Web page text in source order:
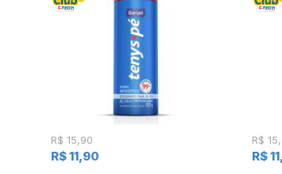
R$ 15,90
R$ 11,90
R$
R$